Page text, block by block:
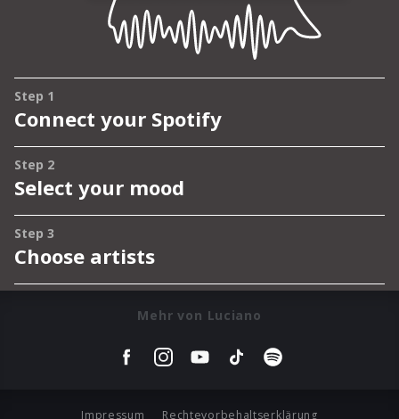
Mehr von Luciano
Impressum Rechtevorbehaltserklärung